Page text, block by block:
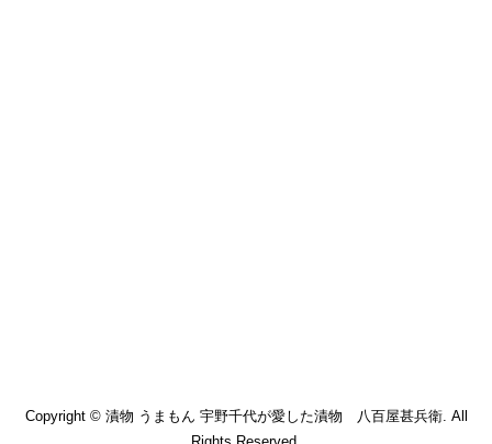
Copyright © 漬物 うまもん 宇野千代が愛した漬物 八百屋甚兵衛. All